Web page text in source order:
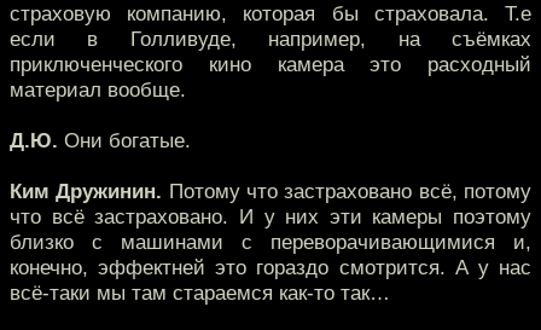
страховую компанию, которая бы страховала. Т.е
если в Голливуде, например, на съёмках
приключенческого кино камера это расходный
материал вообще.
Д.Ю. Они богатые.
Ким Дружинин. Потому что застраховано всё, потому
что всё застраховано. И у них эти камеры поэтому
близко с машинами с переворачивающимися и,
конечно, эффектней это гораздо смотрится. А у нас
всё-таки мы там стараемся как-то так…